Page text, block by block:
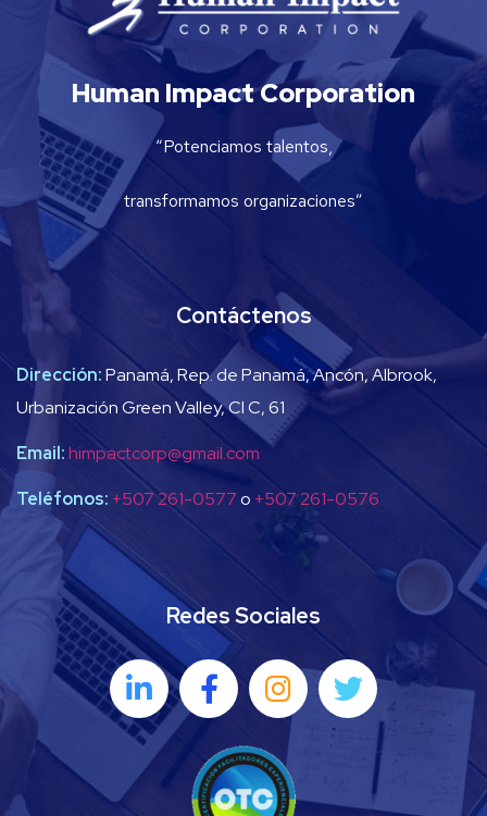
Human Impact Corporation
“Potenciamos talentos,
transformamos organizaciones”
Contáctenos
Dirección:Panamá, Rep. de Panamá, Ancón, Albrook,
Urbanización Green Valley, Cl C, 61
Email:himpactcorp@gmail.com
Teléfonos: +507 261-0577o +507 261-0576
Redes Sociales